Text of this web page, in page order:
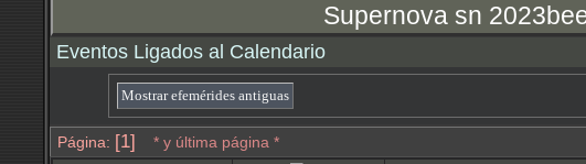
Supernova sn
Eventos Ligados al Calendario
Página: [1] * y última página *